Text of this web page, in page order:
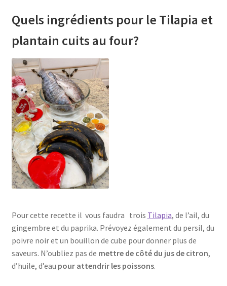
Quels ingrédients pour le Tilapia et
plantain cuits au four?
Pour cette recette il vous faudra trois Tilapia, de l’ail, du
gingembre et du paprika. Prévoyez également du persil, du
poivre noir et un bouillon de cube pour donner plus de
saveurs. N’oubliez pas de mettre de côté du jus de citron,
d’huile, d’eau pour attendrir les poissons.